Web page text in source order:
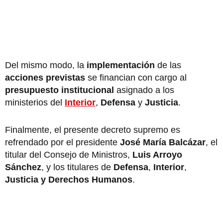
Del mismo modo, la implementación de las
acciones previstas se financian con cargo al
presupuesto institucional asignado a los
ministerios del Interior, Defensa y Justicia.
Finalmente, el presente decreto supremo es
refrendado por el presidente José María Balcázar, el
titular del Consejo de Ministros, Luis Arroyo
Sánchez, y los titulares de Defensa, Interior,
Justicia y Derechos Humanos.